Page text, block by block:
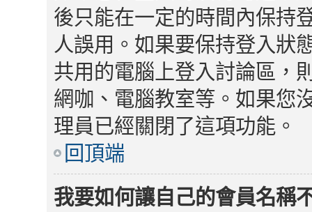
後只能在一定的時間內保持
人誤用。如果要保持登入狀
共用的電腦上登入討論區，
網咖、電腦教室等。如果您
理員已經關閉了這項功能。
回頂端
我要如何讓自己的會員名稱